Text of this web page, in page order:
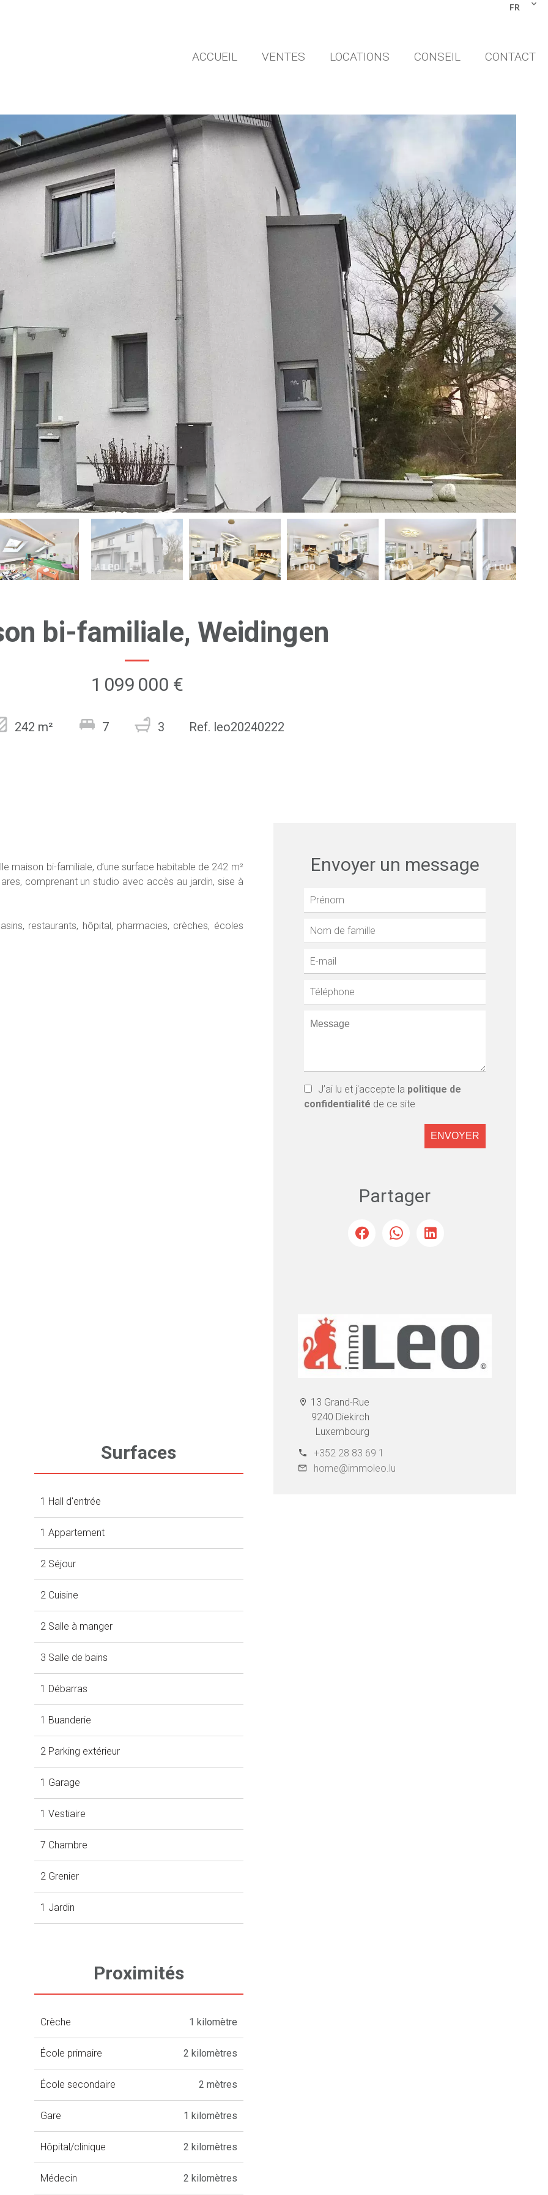
FR
ACCUEIL VENTES LOCATIONS CONSEIL CONTACT
bi-familiale, Weidingen
1 099 000 €
242 m² 7 3 Ref. leo20240222
bi-familiale, d’une surface habitable de 242 m²
comprenant un studio avec accès au jardin, sise à
restaurants, hôpital, pharmacies, crèches, écoles
Surfaces
1 Hall d'entrée
1 Appartement
2 Séjour
2 Cuisine
2 Salle à manger
3 Salle de bains
1 Débarras
1 Buanderie
2 Parking extérieur
1 Garage
1 Vestiaire
7 Chambre
2 Grenier
1 Jardin
Proximités
Crèche 1 kilomètre
École primaire 2 kilomètres
École secondaire 2 mètres
Gare 1 kilomètres
Hôpital/clinique 2 kilomètres
Médecin 2 kilomètres
Envoyer un message
J’ai lu et j'accepte la politique de
confidentialité de ce site
ENVOYER
Partager
13 Grand-Rue
9240 Diekirch
Luxembourg
+352 28 83 69 1
home@immoleo.lu